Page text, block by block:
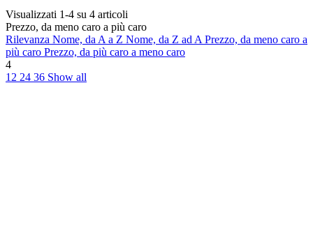
Visualizzati 1-4 su 4 articoli
Prezzo, da meno caro a più caro
Rilevanza Nome, da A a Z Nome, da Z ad APrezzo, da meno caro a
più caro Prezzo, da più caro a meno caro
4
12 24 36 Show all